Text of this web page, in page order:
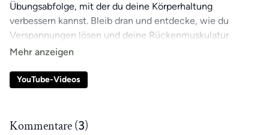
Übungsabfolge, mit der du deine Körperhaltung
verbessern kannst. Bleib dran und entdecke, wie du
Verspannungen lösen und deine Rückenmuskulatur
gezielt aktivieren kannst!
YouTube-Videos
Kommentare (3)